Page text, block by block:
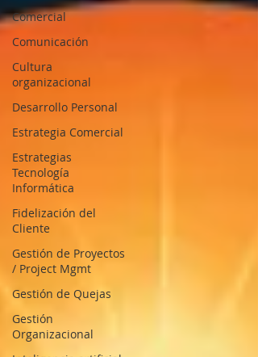
Comercial
Comunicación
Cultura
organizacional
Desarrollo Personal
Estrategia Comercial
Estrategias
Tecnología
Informática
Fidelización del
Cliente
Gestión de Proyectos
/ Project Mgmt
Gestión de Quejas
Gestión
Organizacional